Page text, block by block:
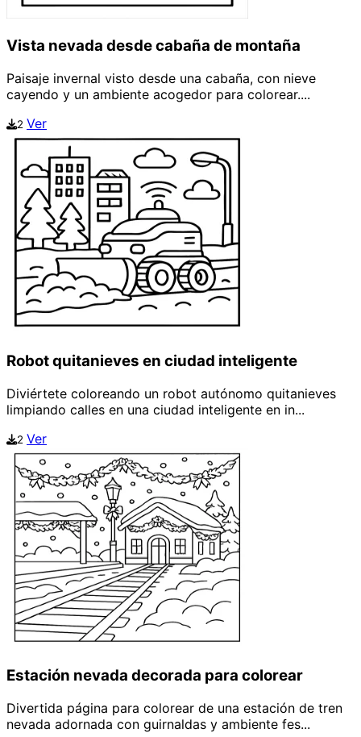
Vista nevada desde cabaña de montaña
Paisaje invernal visto desde una cabaña, con nieve
cayendo y un ambiente acogedor para colorear....
2 Ver
Robot quitanieves en ciudad inteligente
Diviértete coloreando un robot autónomo quitanieves
limpiando calles en una ciudad inteligente en in...
2 Ver
Estación nevada decorada para colorear
Divertida página para colorear de una estación de tren
nevada adornada con guirnaldas y ambiente fes...